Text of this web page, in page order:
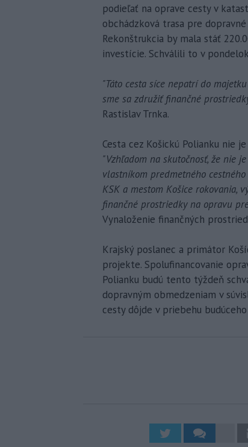
podieľať na oprave cesty v
obchádzková trasa pre
Rekonštrukcia by mala stáť
investície. Schválili to v
"Táto cesta síce nepatrí do
sme sa združiť finančné
Rastislav Trnka.
Cesta cez Košickú Polianku nie
"Vzhľadom na skutočnosť, že nie
vlastníkom predmetného
KSK a mestom Košice rokovania,
finančné prostriedky na opravu
Vynaloženie finančných
Krajský poslanec a primátor
projekte. Spolufinancovanie
Polianku budú tento týždeň
dopravným obmedzeniam v
cesty dôjde v priebehu